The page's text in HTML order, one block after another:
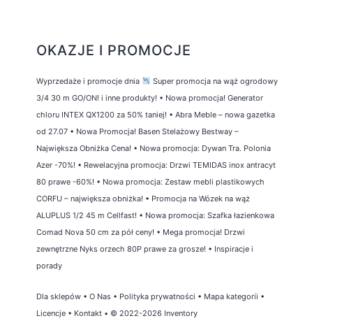
OKAZJE I PROMOCJE
Wyprzedaże i promocje dnia
Super promocja na wąż ogrodowy
3/4 30 m GO/ON! i inne produkty! • Nowa promocja! Generator
chloru INTEX QX1200 za 50% taniej! • Abra Meble – nowa gazetka
od 27.07 • Nowa Promocja! Basen Stelażowy Bestway –
Największa Obniżka Cena! • Nowa promocja: Dywan Tra. Polonia
Azer -70%! • Rewelacyjna promocja: Drzwi TEMIDAS inox antracyt
80 prawe -60%! • Nowa promocja: Zestaw mebli plastikowych
CORFU – największa obniżka! • Promocja na Wózek na wąż
ALUPLUS 1/2 45 m Cellfast! • Nowa promocja: Szafka łazienkowa
Comad Nova 50 cm za pół ceny! • Mega promocja! Drzwi
zewnętrzne Nyks orzech 80P prawe za grosze! • Inspiracje i
porady
Dla sklepów • O Nas • Polityka prywatności • Mapa kategorii •
Licencje • Kontakt • © 2022-2026 Inventory